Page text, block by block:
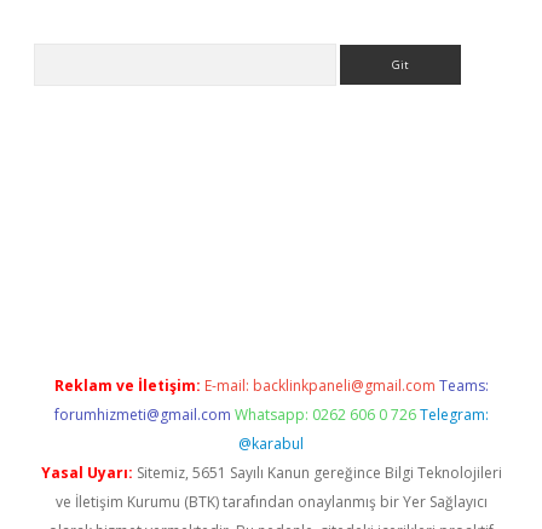
Reklam ve İletişim: E-mail: backlinkpaneli@gmail.com Teams:
forumhizmeti@gmail.com Whatsapp: 0262 606 0 726 Telegram:
@karabul
Yasal Uyarı: Sitemiz, 5651 Sayılı Kanun gereğince Bilgi Teknolojileri
ve İletişim Kurumu (BTK) tarafından onaylanmış bir Yer Sağlayıcı